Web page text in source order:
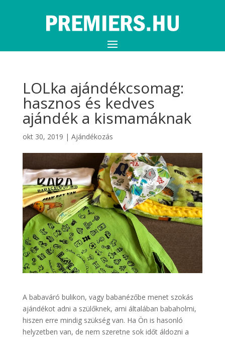
LOLka ajándékcsomag:
hasznos és kedves
ajándék a kismamáknak
okt 30, 2019 | Ajándékozás
A babaváró bulikon, vagy babanézőbe menet szokás
ajándékot adni a szülőknek, ami általában babaholmi,
hiszen erre mindig szükség van. Ha Ön is hasonló
helyzetben van, de nem szeretne sok időt áldozni a